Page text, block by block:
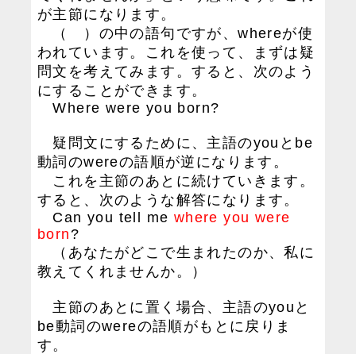
が主節になります。
（ ）の中の語句ですが、whereが使
われています。これを使って、まずは疑
問文を考えてみます。すると、次のよう
にすることができます。
Where were you born?
疑問文にするために、主語のyouとbe
動詞のwereの語順が逆になります。
これを主節のあとに続けていきます。
すると、次のような解答になります。
Can you tell me where you were
born?
（あなたがどこで生まれたのか、私に
教えてくれませんか。）
主節のあとに置く場合、主語のyouと
be動詞のwereの語順がもとに戻りま
す。